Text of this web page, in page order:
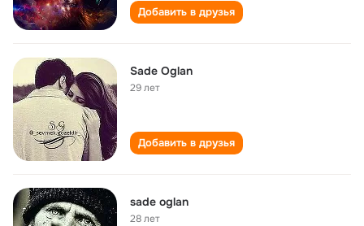
Добавить в друзья
Sade Oglan
29 лет
Добавить в друзья
sade oglan
28 лет